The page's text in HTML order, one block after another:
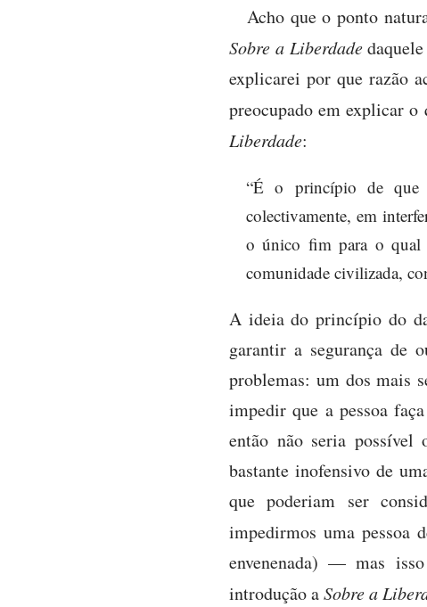
Acho que o ponto
Sobre a Liberdade
explicarei por que razão
preocupado em explicar
Liberdade:
“É o princípio de que
colectivamente, em
o único fim para o qual
comunidade civilizada,
A ideia do princípio do
garantir a segurança de
problemas: um dos mais
impedir que a pessoa
então não seria possível
bastante inofensivo de
que poderiam ser
impedirmos uma pessoa
envenenada) — mas
introdução aSobre a